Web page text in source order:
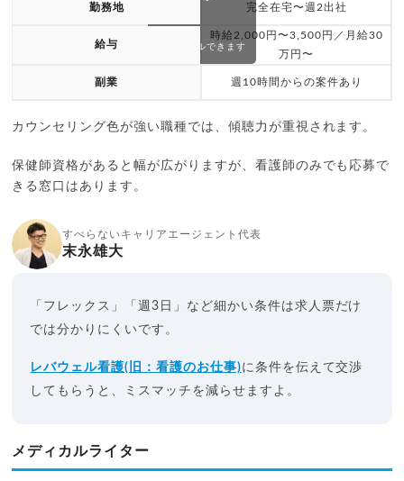
勤務地 完全在宅〜週2出社
給与
時給2,000円〜3,500円／月給30
万円〜
副業 週10時間からの案件あり
スクロールできます
カウンセリング色が強い職種では、傾聴力が重視されます。
保健師資格があると幅が広がりますが、看護師のみでも応募で
きる窓口はあります。
すべらないキャリアエージェント代表
末永雄大
「フレックス」「週3日」など細かい条件は求人票だけ
では分かりにくいです。
レバウェル看護(旧：看護のお仕事)に条件を伝えて交渉
してもらうと、ミスマッチを減らせますよ。
メディカルライター